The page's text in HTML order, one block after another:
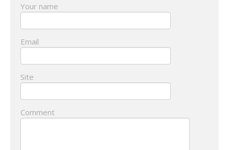
Your name
Email
Site
Comment